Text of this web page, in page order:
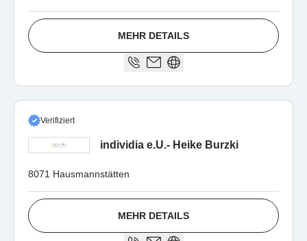
MEHR DETAILS
Verifiziert
individia e.U.- Heike Burzki
8071 Hausmannstätten
MEHR DETAILS